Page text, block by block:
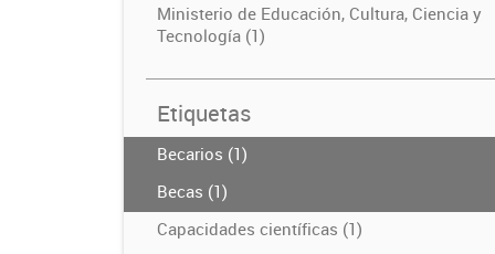
Ministerio de Educación, Cultura, Ciencia y
Tecnología (1)
Etiquetas
Becarios (1)
Becas (1)
Capacidades científicas (1)